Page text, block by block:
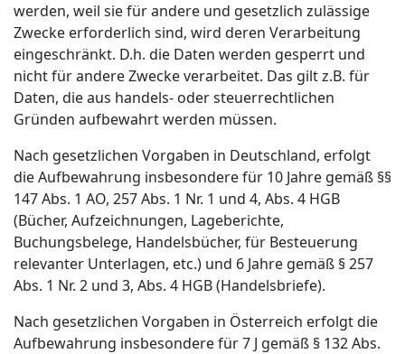
werden, weil sie für andere und gesetzlich zulässige
Zwecke erforderlich sind, wird deren Verarbeitung
eingeschränkt. D.h. die Daten werden gesperrt und
nicht für andere Zwecke verarbeitet. Das gilt z.B. für
Daten, die aus handels- oder steuerrechtlichen
Gründen aufbewahrt werden müssen.
Nach gesetzlichen Vorgaben in Deutschland, erfolgt
die Aufbewahrung insbesondere für 10 Jahre gemäß §§
147 Abs. 1 AO, 257 Abs. 1 Nr. 1 und 4, Abs. 4 HGB
(Bücher, Aufzeichnungen, Lageberichte,
Buchungsbelege, Handelsbücher, für Besteuerung
relevanter Unterlagen, etc.) und 6 Jahre gemäß § 257
Abs. 1 Nr. 2 und 3, Abs. 4 HGB (Handelsbriefe).
Nach gesetzlichen Vorgaben in Österreich erfolgt die
Aufbewahrung insbesondere für 7 J gemäß § 132 Abs.